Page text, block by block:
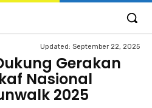
Updated: September 22, 2025
Gerakan
Nasional
2025